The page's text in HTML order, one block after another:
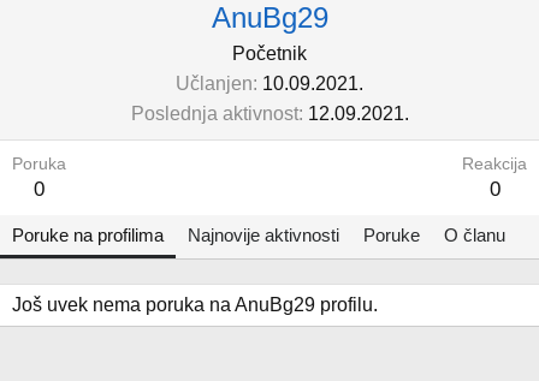
AnuBg29
Početnik
Učlanjen 10.09.2021.
Poslednja aktivnost 12.09.2021.
Poruka
0
Reakcija
0
Poruke na profilima Najnovije aktivnosti Poruke O članu
Još uvek nema poruka na AnuBg29 profilu.